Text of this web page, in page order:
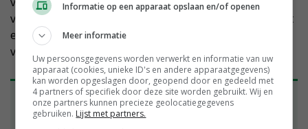
vroeger ook altijd in de volle grond geteeld en nu komt
een groot deel van die stelen uit meerlagenteelt. Ik
voorzie een gezonde toekomst voor teelt op water.’
Vervolg op teeltproject gaat dit najaar van
start
Informatie op een apparaat opslaan en/of openen
Meer informatie
Uw persoonsgegevens worden verwerkt en informatie van uw
apparaat (cookies, unieke ID's en andere apparaatgegevens)
kan worden opgeslagen door, geopend door en gedeeld met
4 partners of specifiek door deze site worden gebruikt. Wij en
onze partners kunnen precieze geolocatiegegevens
gebruiken. Lijst met partners.